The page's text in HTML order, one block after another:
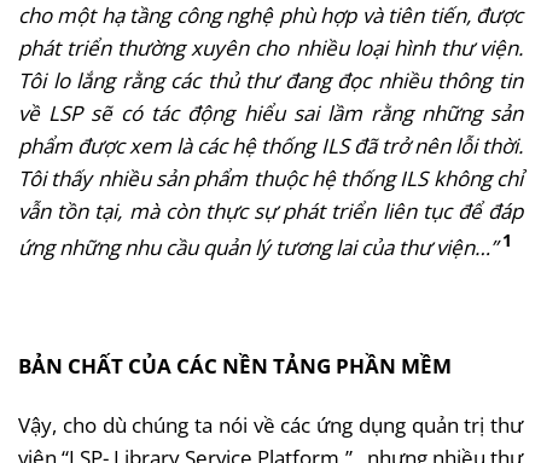
cho một hạ tầng công nghệ phù hợp và tiên tiến, được
phát triển thường xuyên cho nhiều loại hình thư viện.
Tôi lo lắng rằng các thủ thư đang đọc nhiều thông tin
về LSP sẽ có tác động hiểu sai lầm rằng những sản
phẩm được xem là các hệ thống ILS đã trở nên lỗi thời.
Tôi thấy nhiều sản phẩm thuộc hệ thống ILS không chỉ
vẫn tồn tại, mà còn thực sự phát triển liên tục để đáp
ứng những nhu cầu quản lý tương lai của thư viện…”1
BẢN CHẤT CỦA CÁC NỀN TẢNG PHẦN MỀM
Vậy, cho dù chúng ta nói về các ứng dụng quản trị thư